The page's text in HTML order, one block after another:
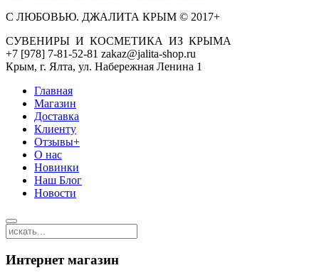
С ЛЮБОВЬЮ. ДЖАЛИТА КРЫМ © 2017+
СУВЕНИРЫ И КОСМЕТИКА ИЗ КРЫМА
+7 [978] 7-81-52-81 zakaz@jalita-shop.ru
Крым, г. Ялта, ул. Набережная Ленина 1
Главная
Магазин
Доставка
Клиенту
Отзывы+
О нас
Новинки
Наш Блог
Новости
Интернет магазин